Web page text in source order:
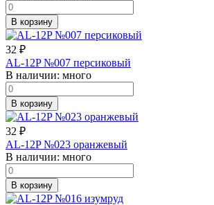
В корзину
32 ₽
AL-12P №007 персиковый
В наличии: много
В корзину
32 ₽
AL-12P №023 оранжевый
В наличии: много
В корзину